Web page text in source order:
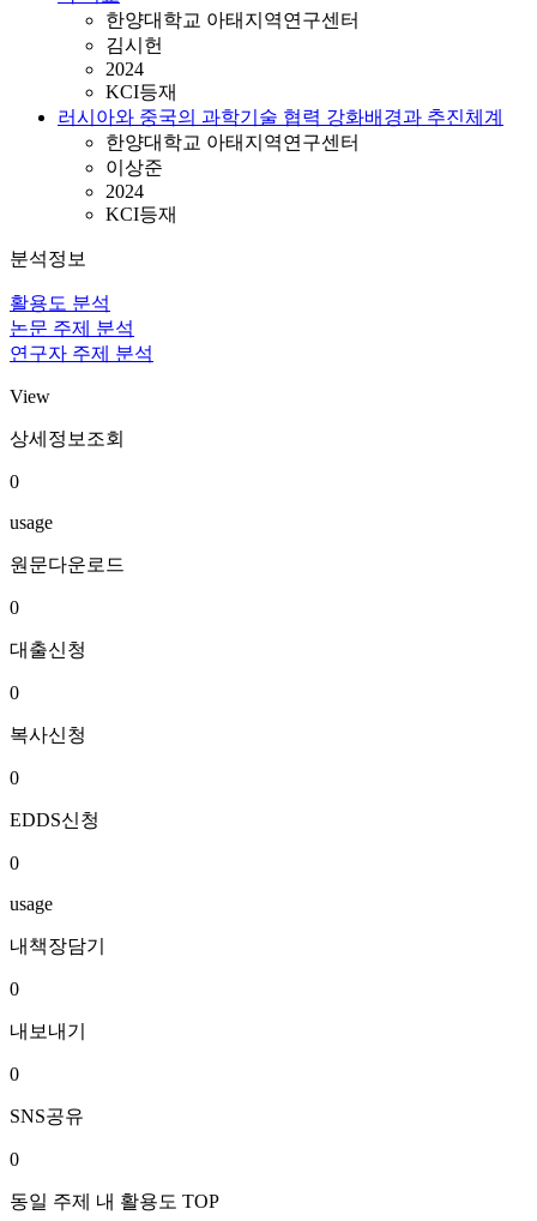
한양대학교 아태지역연구센터
김시헌
2024
KCI등재
러시아와 중국의 과학기술 협력 강화배경과 추진체계
한양대학교 아태지역연구센터
이상준
2024
KCI등재
분석정보
활용도 분석
논문 주제 분석
연구자 주제 분석
View
상세정보조회
0
usage
원문다운로드
0
대출신청
0
복사신청
0
EDDS신청
0
usage
내책장담기
0
내보내기
0
SNS공유
0
동일 주제 내 활용도 TOP